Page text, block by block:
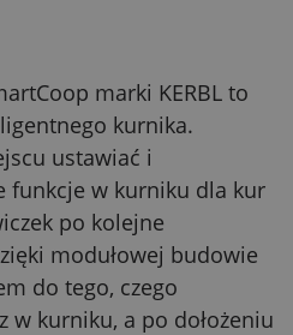
marki KERBL to
kurnika.
ustawiać i
funkcje w kurniku dla kur
po kolejne
modułowej budowie
do tego, czego
w kurniku, a po dołożeniu